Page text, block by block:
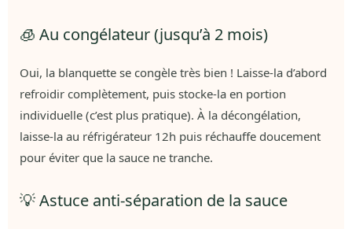
🧊 Au congélateur (jusqu’à 2 mois)
Oui, la blanquette se congèle très bien ! Laisse-la d’abord
refroidir complètement, puis stocke-la en portion
individuelle (c’est plus pratique). À la décongélation,
laisse-la au réfrigérateur 12h puis réchauffe doucement
pour éviter que la sauce ne tranche.
💡 Astuce anti-séparation de la sauce